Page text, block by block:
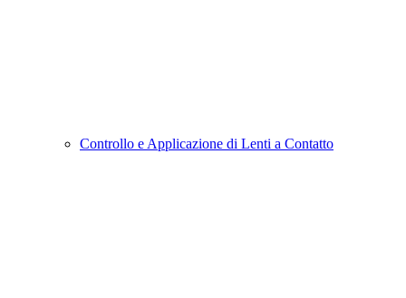
Controllo e Applicazione di Lenti a Contatto